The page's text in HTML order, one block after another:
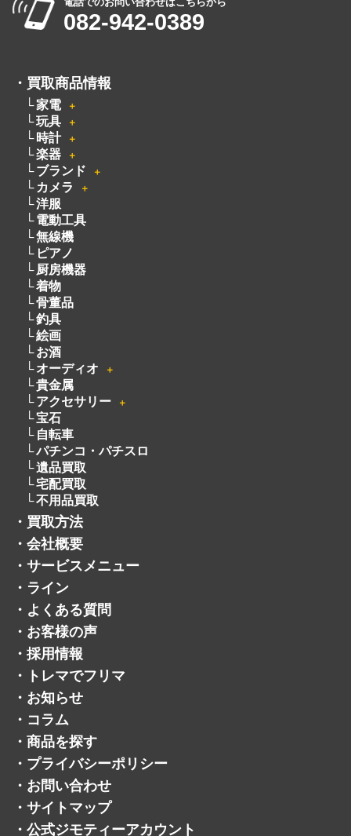
082-942-0389
・ 買取商品情報
家電 ＋
玩具 ＋
時計 ＋
楽器 ＋
ブランド ＋
カメラ ＋
洋服
電動工具
無線機
ピアノ
厨房機器
着物
骨董品
釣具
絵画
お酒
オーディオ
＋
貴金属
アクセサリー
＋
宝石
自転車
パチンコ・パチスロ
遺品買取
宅配買取
不用品買取
・ 買取方法
・ 会社概要
・ サービスメニュー
・ ライン
・ よくある質問
・ お客様の声
・ 採用情報
・
トレマでフリマ
・ お知らせ
・ コラム
・ 商品を探す
・ プライバシーポリシー
・ お問い合わせ
・ サイトマップ
・ 公式ジモティーアカウント